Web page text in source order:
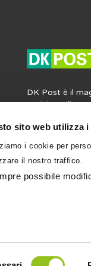
sito web utilizza i
i cookie per
il nostro traffico.
possibile
DK Post è il
notizie, agli
societaria e del
professione e
l’attività
condividi su DK